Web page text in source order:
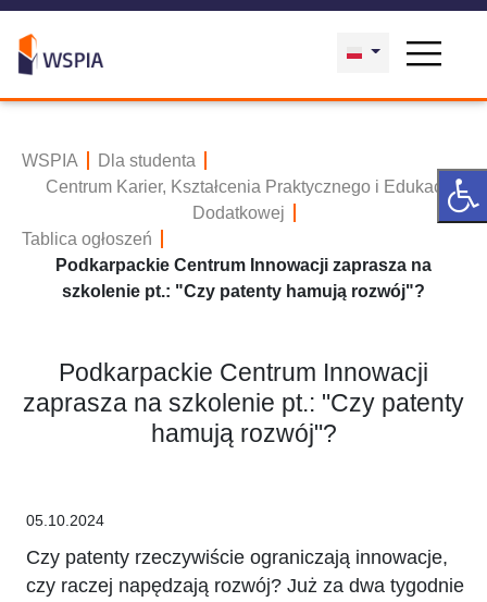
WSPIA
Dla studenta
Centrum Karier, Kształcenia Praktycznego i Edukacji
Dodatkowej
Tablica ogłoszeń
Podkarpackie Centrum Innowacji zaprasza na
szkolenie pt.: "Czy patenty hamują rozwój"?
Podkarpackie Centrum Innowacji
zaprasza na szkolenie pt.: "Czy patenty
hamują rozwój"?
05.10.2024
Czy patenty rzeczywiście ograniczają innowacje,
czy raczej napędzają rozwój? Już za dwa tygodnie